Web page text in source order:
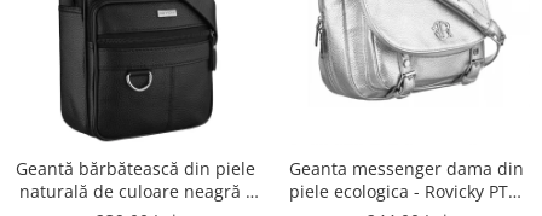
Geantă bărbătească din piele
naturală de culoare neagră -
Geanta messenger dama din
piele ecologica - Rovicky PTR-